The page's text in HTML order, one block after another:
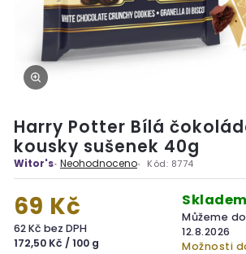
Harry Potter Bílá
kousky sušenek 40g
Witor's Neohodnoceno Kód: 8774
69 Kč
62 Kč bez DPH
172,50 Kč / 100 g
Skladem
Můžeme
12.8.2026
Možnosti